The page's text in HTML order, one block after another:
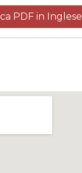
PDF in Inglese